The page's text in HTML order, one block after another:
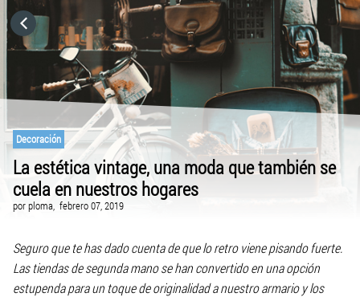
Decoración
La estética vintage, una moda que también se
cuela en nuestros hogares
porploma, febrero 07, 2019
Seguro que te has dado cuenta de que lo retro viene pisando fuerte.
Las tiendas de segunda mano se han convertido en una opción
estupenda para un toque de originalidad a nuestro armario y los
HOME
CATEGORÍAS
IR A
VISITA EL SITIO WEB